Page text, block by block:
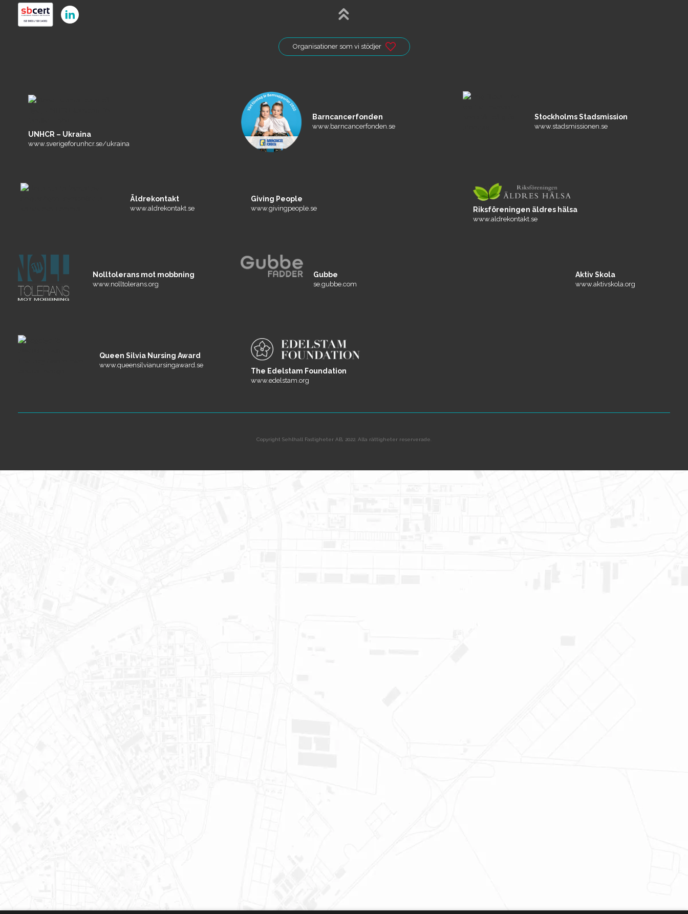
Organisationer som vi stödjer
UNHCR – Ukraina
www.sverigeforunhcr.se/ukraina
Barncancerfonden
www.barncancerfonden.se
Stockholms Stadsmission
www.stadsmissionen.se
Äldrekontakt
www.aldrekontakt.se
Giving People
www.givingpeople.se Riksföreningen äldres hälsa
www.aldrekontakt.se
Nolltolerans mot mobbning
www.nolltolerans.org
Gubbe
se.gubbe.com
Aktiv Skola
www.aktivskola.org
Queen Silvia Nursing Award
www.queensilvianursingaward.se
The Edelstam Foundation
www.edelstam.org
Copyright Sehlhall Fastigheter AB, 2022. Alla rättigheter reserverade.